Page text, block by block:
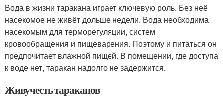
Вода в жизни таракана играет ключевую роль. Без неё
насекомое не живёт дольше недели. Вода необходима
насекомым для терморегуляции, систем
кровообращения и пищеварения. Поэтому и питаться он
предпочитает влажной пищей. В помещении, где доступа
к воде нет, таракан надолго не задержится.
Живучесть тараканов